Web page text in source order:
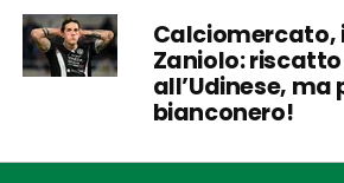
Calciomercato,
Zaniolo:
all’Udinese,
bianconero!